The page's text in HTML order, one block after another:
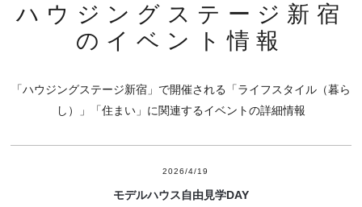
ハウジングステージ新宿
のイベント情報
「ハウジングステージ新宿」で開催される「ライフスタイル（暮ら
し）」「住まい」に関連するイベントの詳細情報
2026/4/19
モデルハウス自由見学DAY